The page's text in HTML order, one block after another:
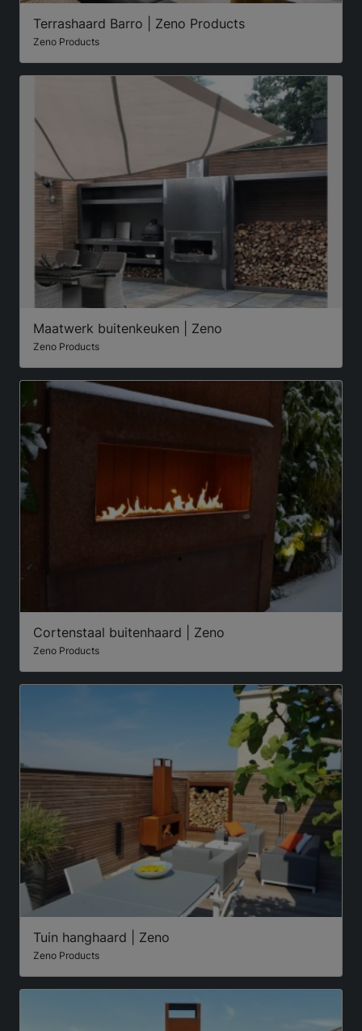
Terrashaard Barro | Zeno Products
Zeno Products
Maatwerk buitenkeuken | Zeno
Zeno Products
Cortenstaal buitenhaard | Zeno
Zeno Products
Tuin hanghaard | Zeno
Zeno Products